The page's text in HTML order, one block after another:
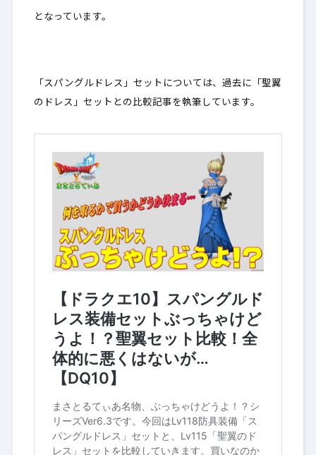
となっています。
「スパングルドレス」セットについては、過去に「聖翼
のドレス」セットとの比較記事を執筆しています。